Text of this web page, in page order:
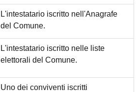
L'intestatario iscritto nell'Anagrafe
del Comune.
L'intestatario iscritto nelle liste
elettorali del Comune.
Uno dei conviventi iscritti